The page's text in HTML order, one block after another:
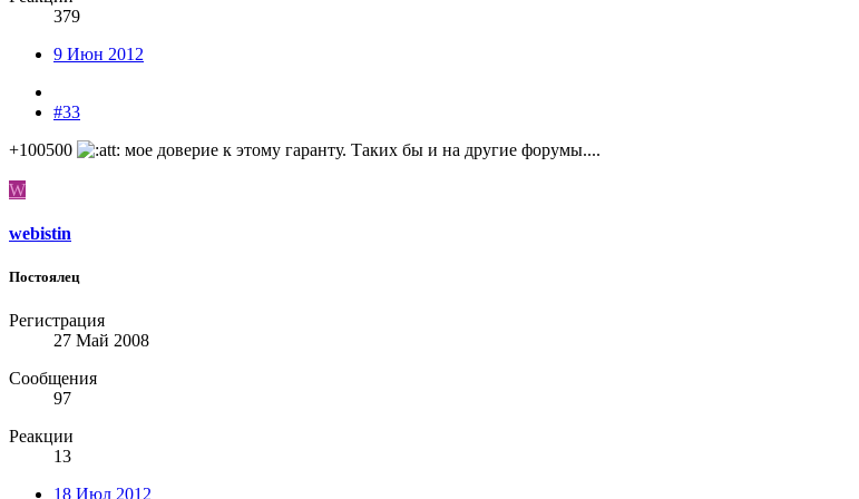
379
9 Июн 2012
#33
+100500
мое доверие к этому гаранту. Таких бы и на другие форумы....
W
webistin
Постоялец
Регистрация
27 Май 2008
Сообщения
97
Реакции
13
18 Июл 2012